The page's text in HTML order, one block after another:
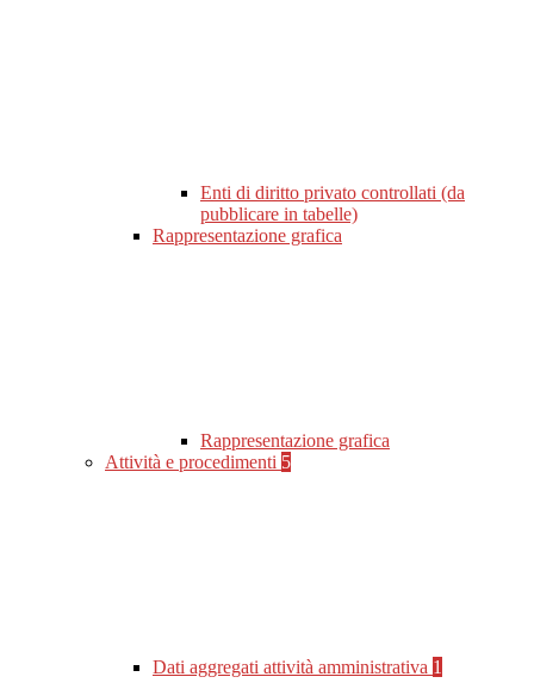
Enti di diritto privato controllati (da
pubblicare in tabelle)
Rappresentazione grafica
Rappresentazione grafica
Attività e procedimenti 5
Dati aggregati attività amministrativa 1